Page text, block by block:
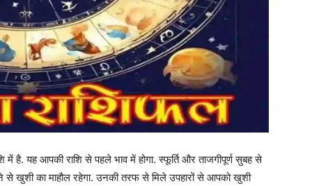
है. यह आपकी राशि से पहले भाव में होगा. स्फूर्ति और ताजगीपूर्ण सुबह से
का माहौल रहेगा. उनकी तरफ से मिले उपहारों से आपको खुशी